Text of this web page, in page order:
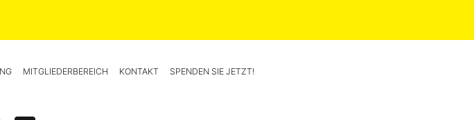
MITGLIEDERBEREICH KONTAKT SPENDEN SIE JETZT!